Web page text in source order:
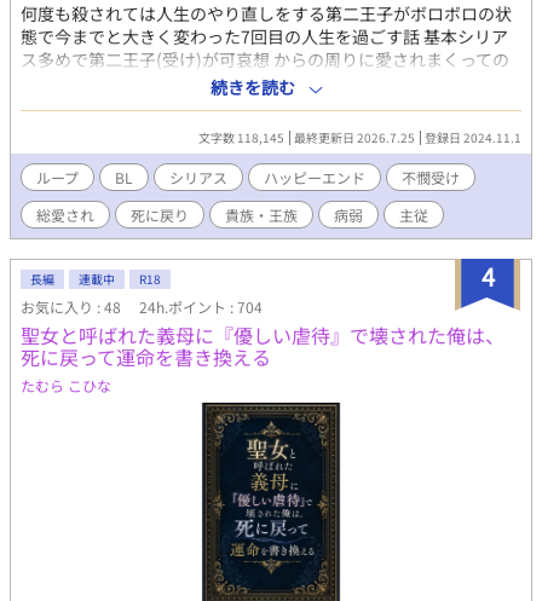
何度も殺されては人生のやり直しをする第二王子がボロボロの状
態で今までと大きく変わった7回目の人生を過ごす話 基本シリア
ス多めで第二王子(受け)が可哀想 からの周りに愛されまくっての
ハッピーエンド予定 (pixivにて同じ設定のちょっと違う話を公開
中です「不憫受けがとことん愛される話」)
続きを読む
文字数 118,145 最終更新日 2026.7.25 登録日 2024.11.1
ループ BL シリアス ハッピーエンド
不憫受け
総愛され
死に戻り 貴族・王族 病弱 主従
4
長編 連載中 R18
お気に入り : 48 24h.ポイント : 704
聖女と呼ばれた義母に『優しい虐待』で壊された俺は、
死に戻って運命を書き換える
たむら こひな